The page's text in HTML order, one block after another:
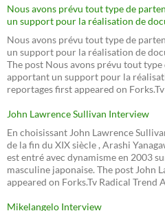
Nous avons prévu tout type de
un support pour la réalisation de
Nous avons prévu tout type de
un support pour la réalisation de
The post Nous avons prévu tout
apportant un support pour la
reportages first appeared on
John Lawrence Sullivan Interview
En choisissant John Lawrence
de la fin du XIX siècle , Arashi
est entré avec dynamisme en 2003
masculine japonaise. The post John
appeared on Forks.Tv Radical Trend
Mikelangelo Interview